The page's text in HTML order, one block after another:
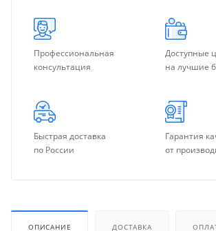
Профессиональная
консультация
Доступные
на лучшие
Быстрая доставка
по России
Гарантия
от
ОПИСАНИЕ ДОСТАВКА